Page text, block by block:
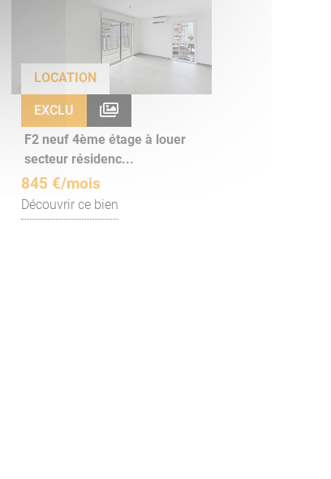
LOCATION
EXCLU
F2 neuf 4ème étage à louer
secteur résidenc...
845 €/mois
Découvrir ce bien